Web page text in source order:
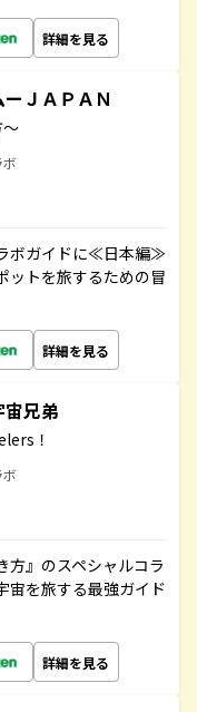
詳細を見る
ＪＡＰＡＮ
ボガイドに≪日本編≫
ットを旅するための冒
詳細を見る
兄弟
！
方』のスペシャルコラ
宙を旅する最強ガイド
詳細を見る